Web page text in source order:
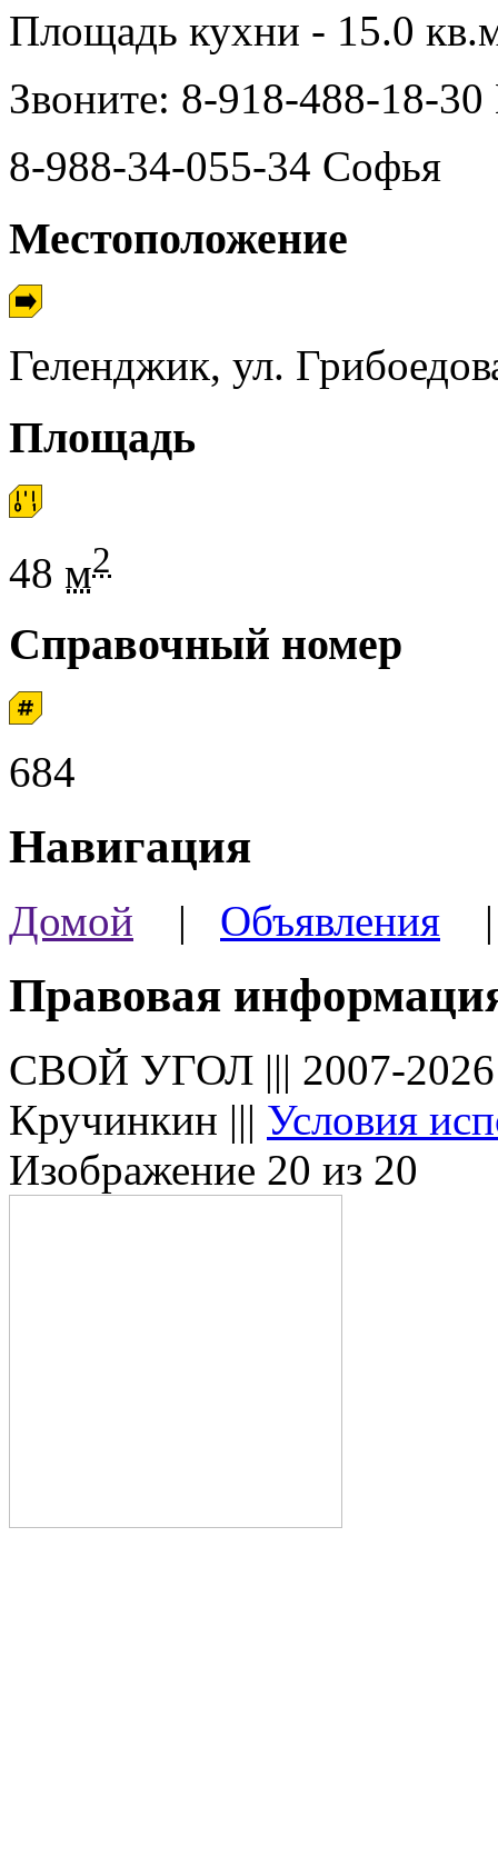
Площадь кухни - 15.0
Звоните: 8-918-488-18-
8-988-34-055-34 Софья
Местоположение
Геленджик, ул.
Площадь
48 м2
Справочный номер
684
Навигация
Домой | Объявления
Правовая
СВОЙ УГОЛ ||| 2007-
Кручинкин ||| Условия
Изображение 20 из 20